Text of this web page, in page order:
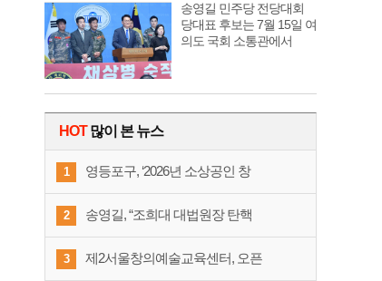
송영길 민주당 전당대회
당대표 후보는 7월 15일 여
의도 국회 소통관에서
HOT많이 본 뉴스
1 영등포구, ‘2026년 소상공인 창
2 송영길, “조희대 대법원장 탄핵
3 제2서울창의예술교육센터, 오픈